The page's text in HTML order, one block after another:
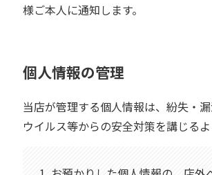
様ご本人に通知します。
個人情報の管理
当店が管理する個人情報は、紛失・
ウイルス等からの安全対策を講じる